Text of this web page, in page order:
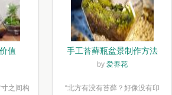
值
之间构
手工苔藓瓶盆景制作方法
by 爱养花
“北方有没有苔藓？好像没有印